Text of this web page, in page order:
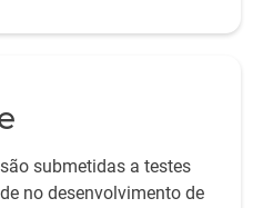
submetidas a testes
no desenvolvimento de